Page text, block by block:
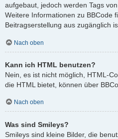
aufgebaut, jedoch werden Tags von
Weitere Informationen zu BBCode
Beitragserstellung aus zugänglich
Nach oben
Kann ich HTML benutzen?
Nein, es ist nicht möglich, HTML-
die HTML bietet, können über
Nach oben
Was sind Smileys?
Smileys sind kleine Bilder, die